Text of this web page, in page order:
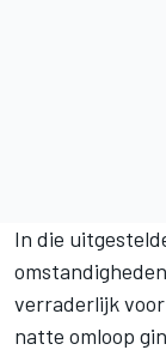
In die
verraderlijk
natte omloop